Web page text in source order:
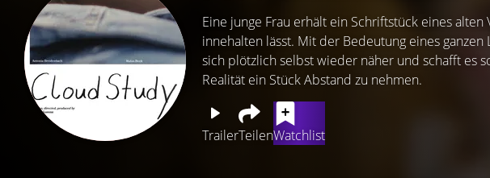
TrailerTeilenWatchlist
Eine junge Frau erhält ein Schriftstück eines
innehalten lässt. Mit der Bedeutung eines
sich plötzlich selbst wieder näher und schafft es
Realität ein Stück Abstand zu nehmen.